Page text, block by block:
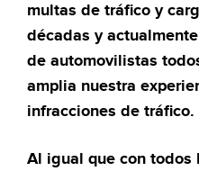
multas de tráfico y
décadas y
de automovilistas
amplia nuestra
infracciones de tráfico.
Al igual que con todos